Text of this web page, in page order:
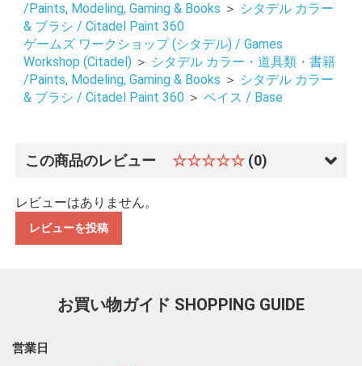
お買い物を続ける
/Paints, Modeling, Gaming & Books ＞ シタデル カラー
& ブラシ / Citadel Paint 360
ゲームズ ワークショップ (シタデル) / Games
Workshop (Citadel) ＞ シタデル カラー・道具類・書籍
/Paints, Modeling, Gaming & Books ＞ シタデル カラー
& ブラシ / Citadel Paint 360 ＞ ベイス / Base
この商品のレビュー ☆☆☆☆☆ (0)
レビューはありません。
レビューを投稿
お買い物ガイド SHOPPING GUIDE
営業日